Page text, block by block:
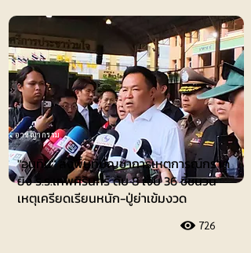
"อนุทิน" ลงพื้นที่บัญชาการเหตุการณ์กราด
ยิง ร.ร.เทพศิรินทร์ ดับ 8 เจ็บ 36 ชี้ชนวน
เหตุเครียดเรียนหนัก-ปู่ย่าเข้มงวด
726
อาชญากรรม